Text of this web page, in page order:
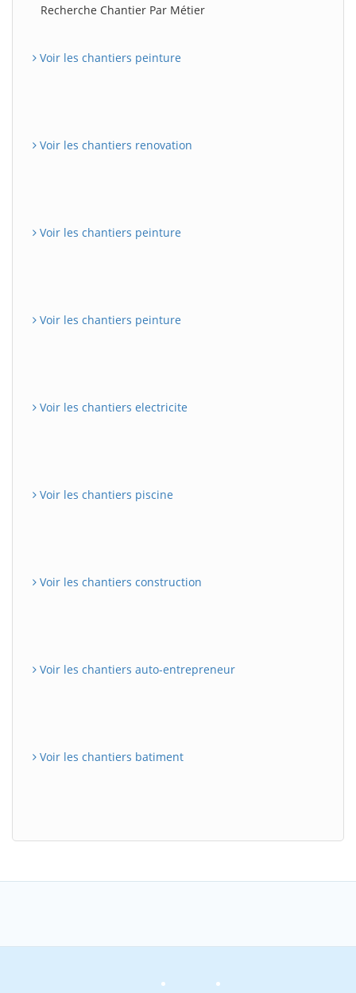
Recherche Chantier Par Métier
Voir les chantiers peinture
Voir les chantiers renovation
Voir les chantiers peinture
Voir les chantiers peinture
Voir les chantiers electricite
Voir les chantiers piscine
Voir les chantiers construction
Voir les chantiers auto-entrepreneur
Voir les chantiers batiment